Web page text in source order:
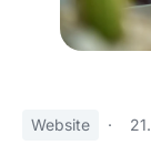
Website ·